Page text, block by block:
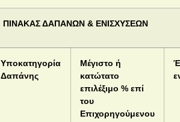
ΠΙΝΑΚΑΣΔΑΠΑΝΩΝ & ΕΝΙΣΧΥΣΕΩΝ
Υποκατηγορία
Δαπάνης
Μέγιστο ή
κατώτατο
επιλέξιμο % επί
του
Επιχορηγούμενου
Έ